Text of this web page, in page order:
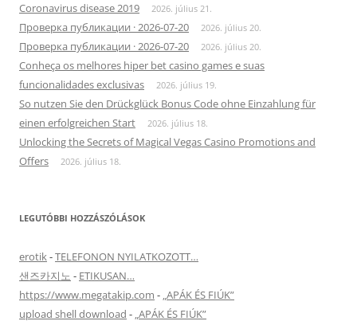
Coronavirus disease 2019 2026. július 21.
Проверка публикации · 2026-07-20 2026. július 20.
Проверка публикации · 2026-07-20 2026. július 20.
Conheça os melhores hiper bet casino games e suas
funcionalidades exclusivas
2026. július 19.
So nutzen Sie den Drückglück Bonus Code ohne Einzahlung für
einen erfolgreichen Start
2026. július 18.
Unlocking the Secrets of Magical Vegas Casino Promotions and
Offers
2026. július 18.
LEGUTÓBBI HOZZÁSZÓLÁSOK
erotik-TELEFONON NYILATKOZOTT…
샌즈카지노 - ETIKUSAN…
https://www.megatakip.com - „APÁK ÉS FIÚK”
upload shell download - „APÁK ÉS FIÚK”